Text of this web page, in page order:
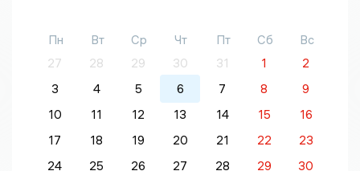
Пн Вт Ср Чт Пт Сб
Вс
27
28 29 30 31 1
2
3
4 5 6 7 8
9
10
11 12 13 14 15
16
17
18 19 20 21 22
23
24
25 26 27 28 29
30